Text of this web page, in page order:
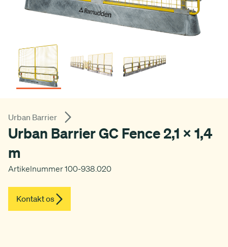
Urban Barrier
Urban Barrier GC Fence 2,1 x 1,4
m
Artikelnummer 100-938.020
Kontakt os